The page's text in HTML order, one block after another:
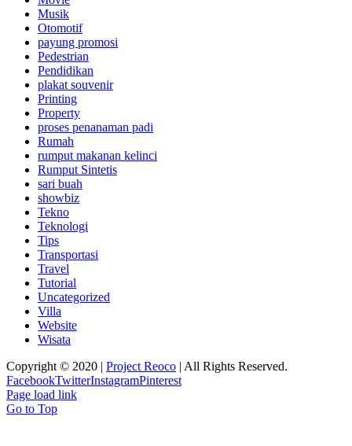
Musik
Otomotif
payung promosi
Pedestrian
Pendidikan
plakat souvenir
Printing
Property
proses penanaman padi
Rumah
rumput makanan kelinci
Rumput Sintetis
sari buah
showbiz
Tekno
Teknologi
Tips
Transportasi
Travel
Tutorial
Uncategorized
Villa
Website
Wisata
Copyright © 2020 | Project Reoco | All Rights Reserved.
FacebookTwitterInstagramPinterest
Page load link
Go to Top